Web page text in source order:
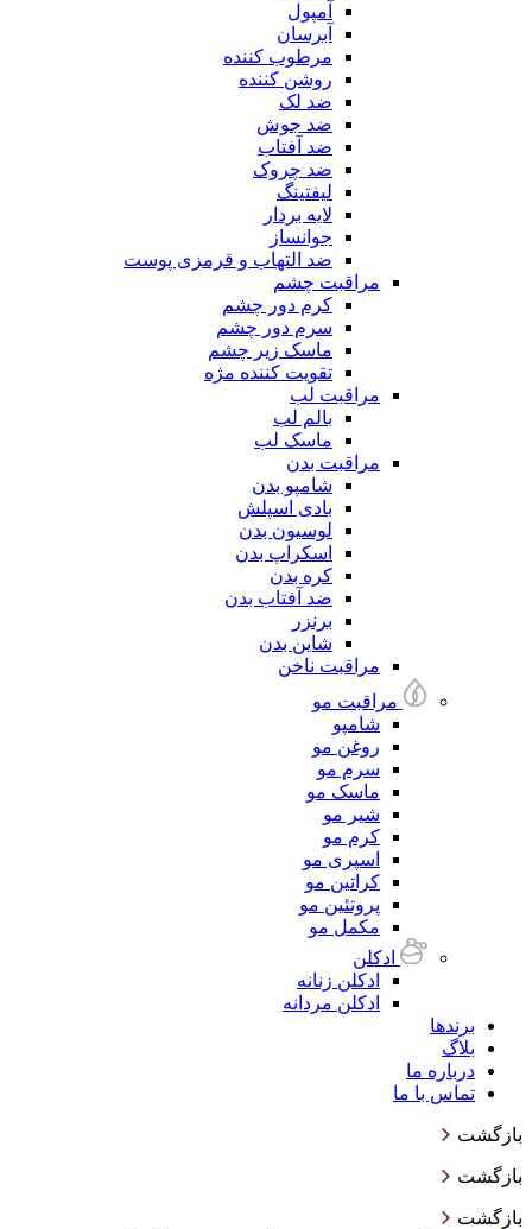
آمپول
آبرسان
مرطوب کننده
روشن کننده
ضد لک
ضد جوش
ضد آفتاب
ضد چروک
لیفتینگ
لایه بردار
جوانساز
ضد التهاب و قرمزی پوست
مراقبت چشم
کرم دور چشم
سرم دور چشم
ماسک زیر چشم
تقویت کننده مژه
مراقبت لب
بالم لب
ماسک لب
مراقبت بدن
شامپو بدن
بادی اسپلش
لوسیون بدن
اسکراپ بدن
کره بدن
ضد آفتاب بدن
برنزر
شاین بدن
مراقبت ناخن
مراقبت مو
شامپو
روغن مو
سرم مو
ماسک مو
شیر مو
کرم مو
اسپری مو
کراتین مو
پروتئین مو
مکمل مو
ادکلن
ادکلن زنانه
ادکلن مردانه
برندها
بلاگ
درباره ما
تماس با ما
بازگشت
بازگشت
بازگشت